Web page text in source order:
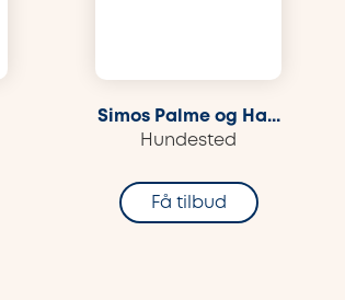
Simos Palme og Ha...
Hundested
Få tilbud